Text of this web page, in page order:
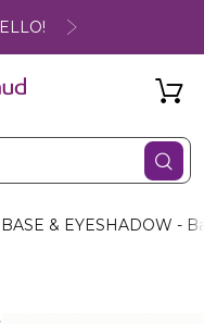
BASE & EYESHADOW -